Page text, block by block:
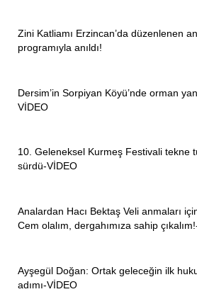
Zini Katliamı Erzincan’da düzenlenen
programıyla anıldı!
Dersim’in Sorpiyan Köyü’nde orman
VİDEO
10. Geleneksel Kurmeş Festivali tekne
sürdü-VİDEO
Analardan Hacı Bektaş Veli anmaları
Cem olalım, dergahımıza sahip
Ayşegül Doğan: Ortak geleceğin ilk
adımı-VİDEO